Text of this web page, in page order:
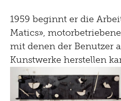
1959 beginnt er die
Matics»,
mit denen der Benutzer
Kunstwerke herstellen